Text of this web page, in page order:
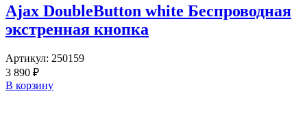
Ajax DoubleButton white Беспроводная
экстренная кнопка
Артикул: 250159
3 890 ₽
В корзину